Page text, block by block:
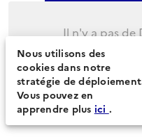
Il n'y a pas de
Cliquez sur l'onglet
DU communaux.
Nous utilisons des
cookies dans notre
stratégie de
Vous pouvez en
apprendre plus ici .